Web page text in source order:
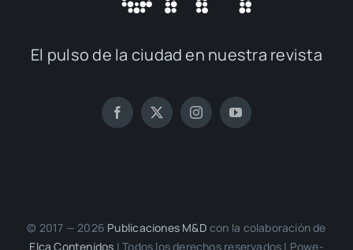
El pul­so de la ciu­dad en nues­tra revis­ta
© 2017 — 2026 Publi­ca­cio­nes M&D con la cola­bo­ra­ción de
Elca Con­te­ni­dos | Todos los dere­chos reser­va­dos | Powe­